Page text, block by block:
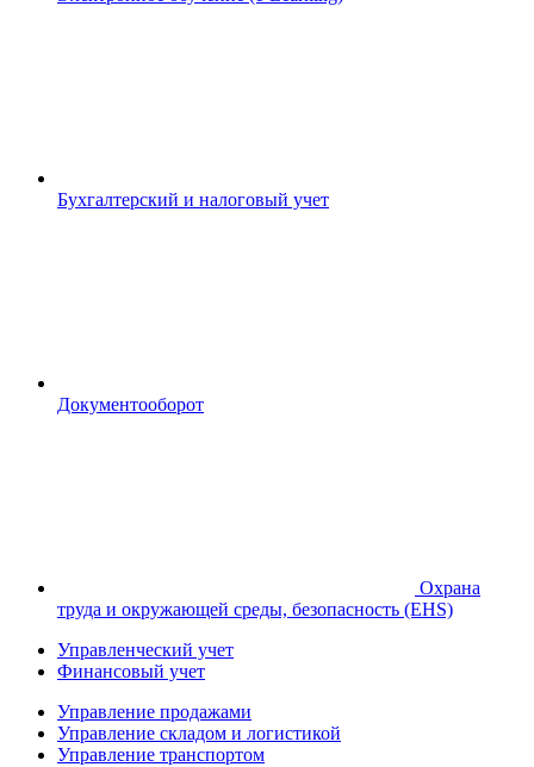
Бухгалтерский и налоговый учет
Документооборот
Охрана
труда и окружающей среды, безопасность (EHS)
Управленческий учет
Финансовый учет
Управление продажами
Управление складом и логистикой
Управление транспортом